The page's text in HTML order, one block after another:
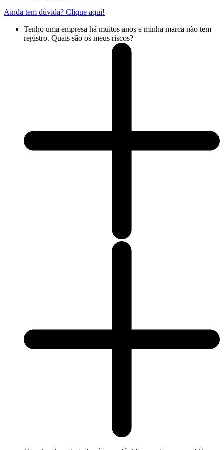
Ainda tem dúvida? Clique aqui!
Tenho uma empresa há muitos anos e minha marca não tem
registro. Quais são os meus riscos?